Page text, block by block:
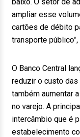
ampliar esse
cartões de débito
transporte
O Banco Central
reduzir o custo
também aumentar
no varejo. A
intercâmbio que é
estabelecimento